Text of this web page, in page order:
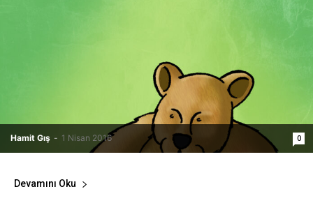
Hamit Gış - 1 Nisan 2016 0
Devamını Oku